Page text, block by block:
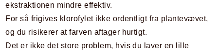
ekstraktionen mindre effektiv.
For så frigives klorofylet ikke ordentligt fra plantevævet,
og du risikerer at farven aftager hurtigt.
Det er ikke det store problem, hvis du laver en lille